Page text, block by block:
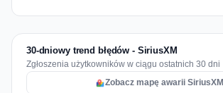
30-dniowy trend błędów - SiriusXM
Zgłoszenia użytkowników w ciągu ostatnich 30 dni
Zobacz mapę awarii SiriusXM